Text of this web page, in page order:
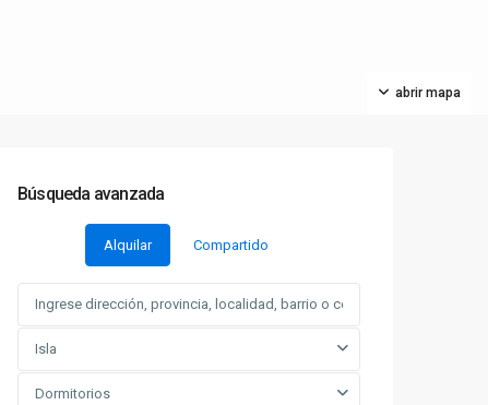
abrir mapa
Búsqueda avanzada
Alquilar Compartido
Isla
Dormitorios